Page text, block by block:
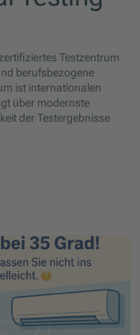
Testzentrum
berufsbezogene
ist internationalen
über modernste
der Testergebnisse